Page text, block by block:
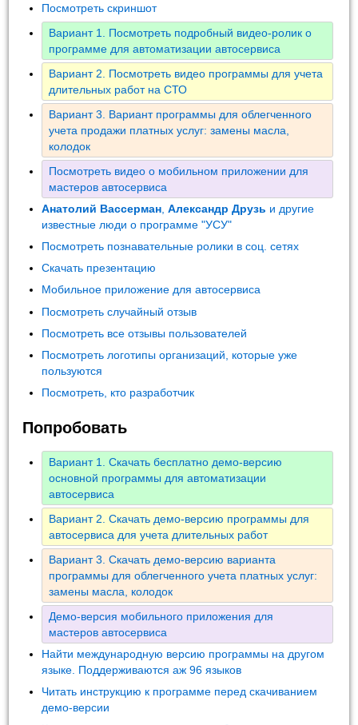
Посмотреть скриншот
Вариант 1. Посмотреть подробный видео-ролик о
программе для автоматизации автосервиса
Вариант 2. Посмотреть видео программы для учета
длительных работ на СТО
Вариант 3. Вариант программы для облегченного
учета продажи платных услуг: замены масла,
колодок
Посмотреть видео о мобильном приложении для
мастеров автосервиса
Анатолий Вассерман ,Александр Друзь и другие
известные люди о программе "УСУ"
Посмотреть познавательные ролики в соц. сетях
Скачать презентацию
Мобильное приложение для автосервиса
Посмотреть случайный отзыв
Посмотреть все отзывы пользователей
Посмотреть логотипы организаций, которые уже
пользуются
Посмотреть, кто разработчик
Попробовать
Вариант 1. Скачать бесплатно демо-версию
основной программы для автоматизации
автосервиса
Вариант 2. Скачать демо-версию программы для
автосервиса для учета длительных работ
Вариант 3. Скачать демо-версию варианта
программы для облегченного учета платных услуг:
замены масла, колодок
Демо-версия мобильного приложения для
мастеров автосервиса
Найти международную версию программы на другом
языке. Поддерживаются аж 96 языков
Читать инструкцию к программе перед скачиванием
демо-версии